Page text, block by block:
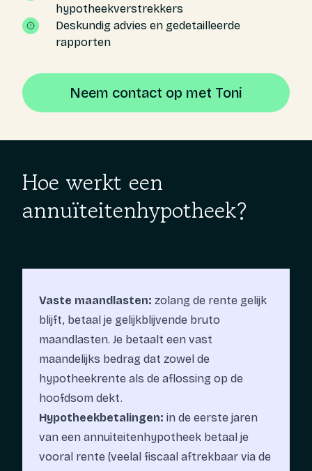
hypotheekverstrekkers
Deskundig advies en gedetailleerde
rapporten
Neem contact op met Toni
Hoe werkt een
annuïteitenhypotheek?
Vaste maandlasten: zolang de rente gelijk
blijft, betaal je gelijkblijvende bruto
maandlasten. Je betaalt een vast
maandelijks bedrag dat zowel de
hypotheekrente als de aflossing op de
hoofdsom dekt.
Hypotheekbetalingen: in de eerste jaren
van een annuïteitenhypotheek betaal je
vooral rente (veelal fiscaal aftrekbaar via de